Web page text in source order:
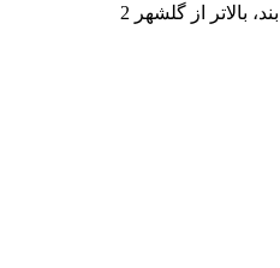
بالاتر از گلشهر 2